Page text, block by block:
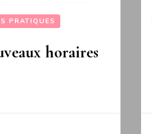
PRATIQUES
horaires